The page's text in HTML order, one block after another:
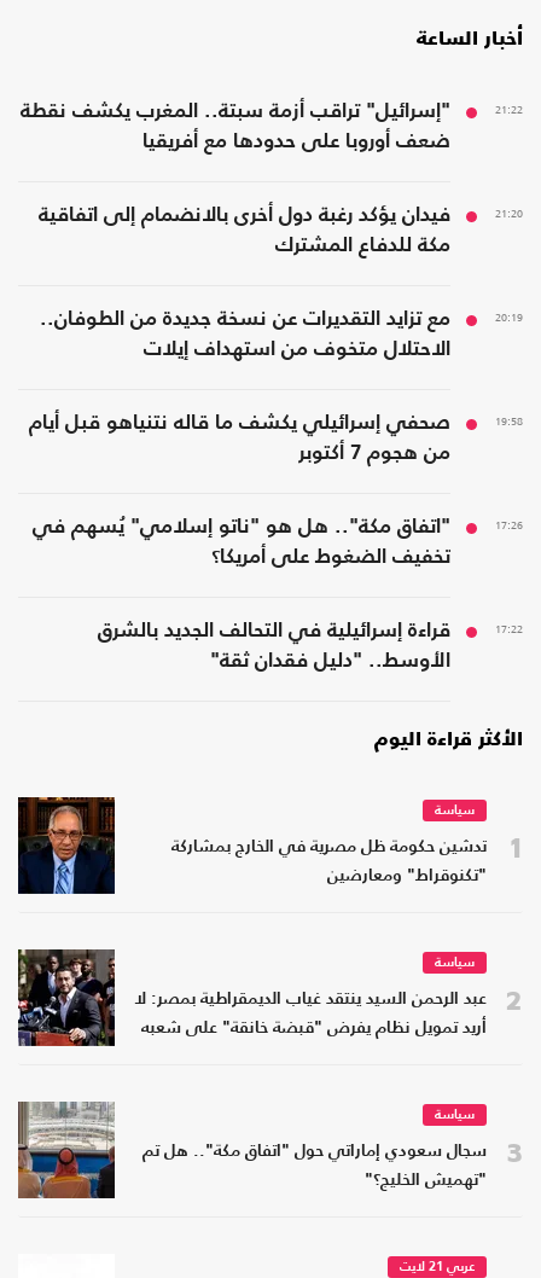
أخبار الساعة
21:22
"إسرائيل" تراقب أزمة سبتة.. المغرب يكشف نقطة
ضعف أوروبا على حدودها مع أفريقيا
21:20
فيدان يؤكد رغبة دول أخرى بالانضمام إلى اتفاقية
مكة للدفاع المشترك
20:19
مع تزايد التقديرات عن نسخة جديدة من الطوفان..
الاحتلال متخوف من استهداف إيلات
19:58
صحفي إسرائيلي يكشف ما قاله نتنياهو قبل أيام
من هجوم 7 أكتوبر
17:26
"اتفاق مكة".. هل هو "ناتو إسلامي" يُسهم في
تخفيف الضغوط على أمريكا؟
17:22
قراءة إسرائيلية في التحالف الجديد بالشرق
الأوسط.. "دليل فقدان ثقة"
الأكثر قراءة اليوم
1
سياسة
تدشين حكومة ظل مصرية في الخارج بمشاركة
"تكنوقراط" ومعارضين
2
سياسة
عبد الرحمن السيد ينتقد غياب الديمقراطية بمصر: لا
أريد تمويل نظام يفرض "قبضة خانقة" على شعبه
3
سياسة
سجال سعودي إماراتي حول "اتفاق مكة".. هل تم
"تهميش الخليج؟"
عربي 21 لايت